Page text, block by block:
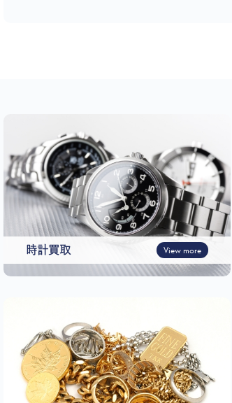
時計買取 View more